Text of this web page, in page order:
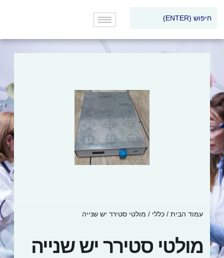
עמוד הבית / כללי / מולטי סטירר יש שנייה
מולטי סטירר יש שנייה